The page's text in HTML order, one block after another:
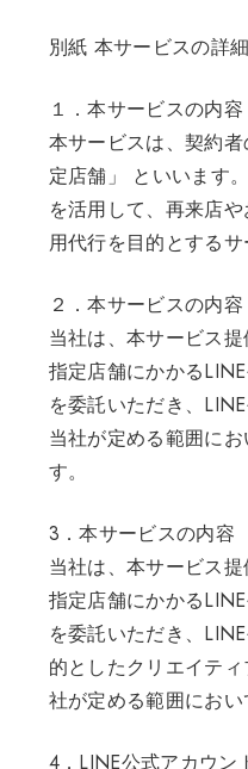
別紙 本サービスの詳細
１．本サービスの内容
本サービスは、契約
定店舗」 といいます
を活用して、再来店
用代行を目的とするサ
２．本サービスの内容
当社は、本サービス提
指定店舗にかかる
を委託いただき、
当社が定める範囲に
す。
3．本サービスの内容
当社は、本サービス提
指定店舗にかかる
を委託いただき、
的としたクリエイテ
社が定める範囲におい
4．LINE公式アカウン